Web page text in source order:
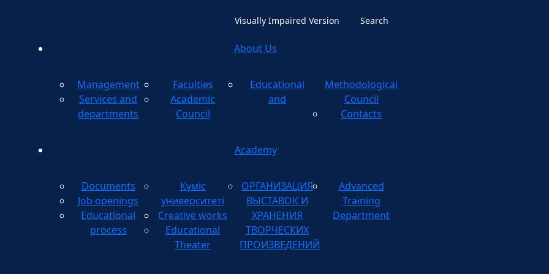
Visually Impaired Version Search
About Us
Management
Services and
departments
Faculties
Academic
Council
Educational
and
Methodological
Council
Contacts
Academy
Documents
Job openings
Educational
process
Күміс
университеті
Creative works
Educational
Theater
ОРГАНИЗАЦИЯ
ВЫСТАВОК И
ХРАНЕНИЯ
ТВОРЧЕСКИХ
ПРОИЗВЕДЕНИЙ
Advanced
Training
Department